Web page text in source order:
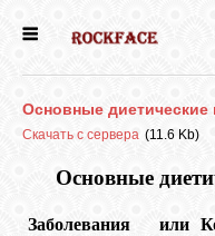
ДЕВОЧКИ
Основные диетические
Скачать с сервера (11.6 Kb)
Основные
Заболевания или